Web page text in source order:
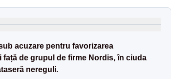
acuzare pentru favorizarea
de grupul de firme Nordis, în ciuda
nereguli.